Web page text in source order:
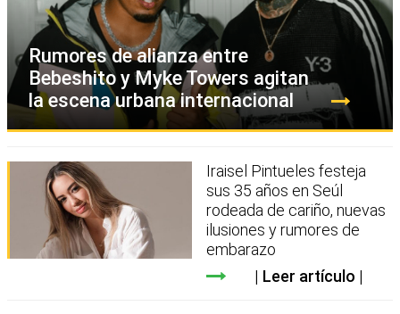
Rumores de alianza entre
Bebeshito y Myke Towers agitan
la escena urbana internacional
Iraisel Pintueles festeja
sus 35 años en Seúl
rodeada de cariño, nuevas
ilusiones y rumores de
embarazo
Leer artículo